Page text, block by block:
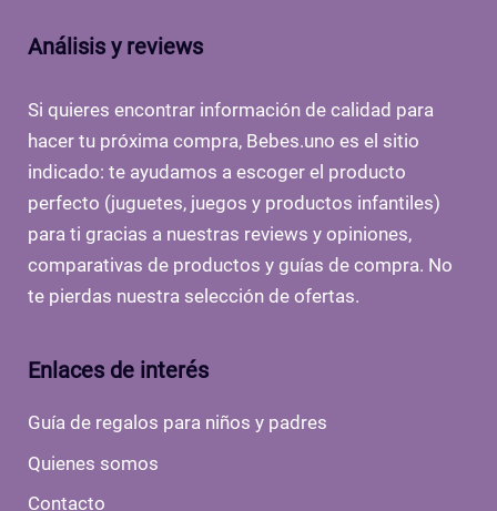
Análisis y reviews
Si quieres encontrar información de calidad para
hacer tu próxima compra, Bebes.uno es el sitio
indicado: te ayudamos a escoger el producto
perfecto (juguetes, juegos y productos infantiles)
para ti gracias a nuestras reviews y opiniones,
comparativas de productos y guías de compra. No
te pierdas nuestra selección de ofertas.
Enlaces de interés
Guía de regalos para niños y padres
Quienes somos
Contacto